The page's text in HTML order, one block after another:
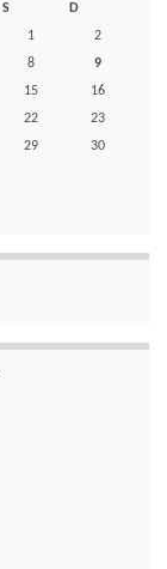
S
D
1
2
8
9
15
16
22
23
29
30